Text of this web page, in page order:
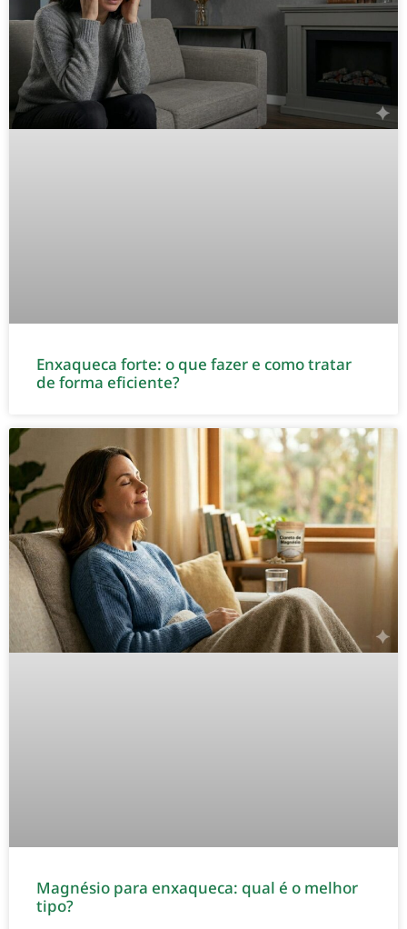
Enxaqueca forte: o que fazer e como tratar
de forma eficiente?
Magnésio para enxaqueca: qual é o melhor
tipo?